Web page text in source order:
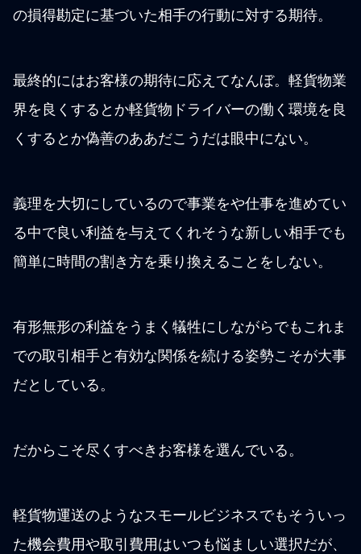
の損得勘定に基づいた相手の行動に対する期待。
最終的にはお客様の期待に応えてなんぼ。軽貨物業
界を良くするとか軽貨物ドライバーの働く環境を良
くするとか偽善のああだこうだは眼中にない。
義理を大切にしているので事業をや仕事を進めてい
る中で良い利益を与えてくれそうな新しい相手でも
簡単に時間の割き方を乗り換えることをしない。
有形無形の利益をうまく犠牲にしながらでもこれま
での取引相手と有効な関係を続ける姿勢こそが大事
だとしている。
だからこそ尽くすべきお客様を選んでいる。
軽貨物運送のようなスモールビジネスでもそういっ
た機会費用や取引費用はいつも悩ましい選択だが、